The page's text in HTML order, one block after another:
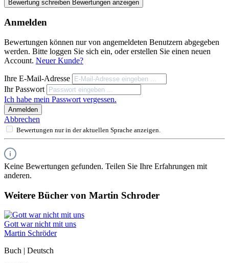
Bewertung schreiben Bewertungen anzeigen
Anmelden
Bewertungen können nur von angemeldeten Benutzern abgegeben
werden. Bitte loggen Sie sich ein, oder erstellen Sie einen neuen
Account. Neuer Kunde?
Ihre E-Mail-Adresse
Ihr Passwort
Ich habe mein Passwort vergessen.
Anmelden
Abbrechen
Bewertungen nur in der aktuellen Sprache anzeigen.
Keine Bewertungen gefunden. Teilen Sie Ihre Erfahrungen mit
anderen.
Weitere Bücher von Martin Schroder
Gott war nicht mit uns
Martin Schröder
Buch | Deutsch